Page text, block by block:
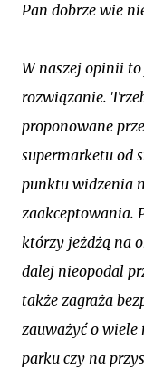
Pan dobrze wie
W naszej opinii
rozwiązanie.
proponowane
supermarketu od
punktu widzenia
zaakceptowania.
którzy jeżdżą na
dalej nieopodal
także zagraża
zauważyć o
parku czy na